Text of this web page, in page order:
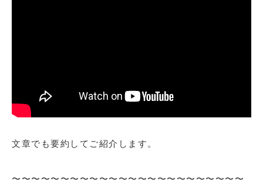
文章でも要約してご紹介します。
〜〜〜〜〜〜〜〜〜〜〜〜〜〜〜〜〜〜〜〜〜〜〜〜